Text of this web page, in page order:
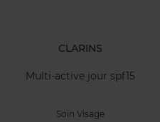
CLARINS
Multi-active jour spf15
Soin Visage